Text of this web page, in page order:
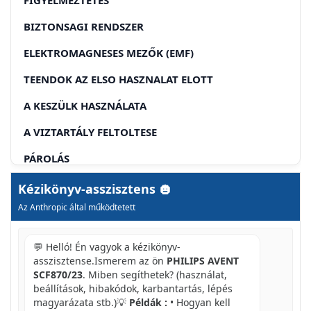
BIZTONSAGI RENDSZER
ELEKTROMAGNESES MEZŐK (EMF)
TEENDOK AZ ELSO HASZNALAT ELOTT
A KESZÜLK HASZNÁLATA
A VIZTARTÁLY FELTOLTESE
PÁROLÁS
MIXELÉS PÁROLÁS UTÁN
MIXELÉS PÁROLÁS NÉLKŪL
A VIZTARTÁLY VIZKÓMENTESÍTESE
KÖRNYEZETVÉDELEM
Kézikönyv-asszisztens
Az Anthropic által működtetett
💬 Helló! Én vagyok a kézikönyv-
asszisztense.Ismerem az ön PHILIPS AVENT
SCF870/23. Miben segíthetek? (használat,
beállítások, hibakódok, karbantartás, lépés
magyarázata stb.)💡 Példák : • Hogyan kell